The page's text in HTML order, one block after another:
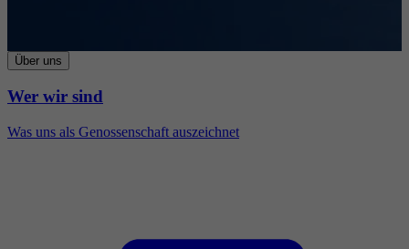
Über uns
Wer wir sind
Was uns als Genossenschaft auszeichnet